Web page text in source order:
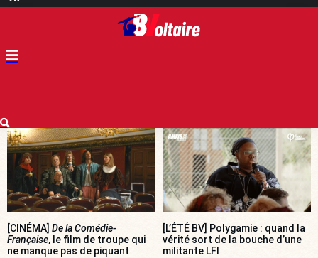
[CINÉMA] De la Comédie-
Française, le film de troupe qui
ne manque pas de piquant
[L’ÉTÉ BV] Polygamie : quand la
vérité sort de la bouche d’une
militante LFI